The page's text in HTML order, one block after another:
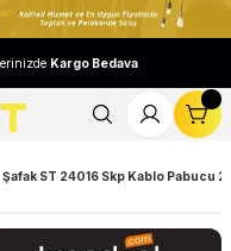
Kargo Bedava
Şafak ST 24016 Skp Kablo Pabucu